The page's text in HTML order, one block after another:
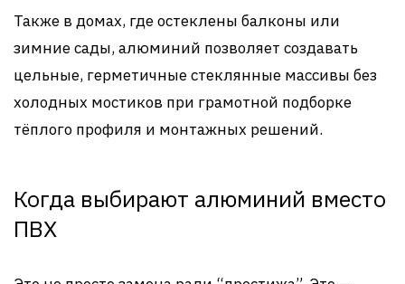
Также в домах, где остеклены балконы или
зимние сады, алюминий позволяет создавать
цельные, герметичные стеклянные массивы без
холодных мостиков при грамотной подборке
тёплого профиля и монтажных решений.
Когда выбирают алюминий вместо
ПВХ